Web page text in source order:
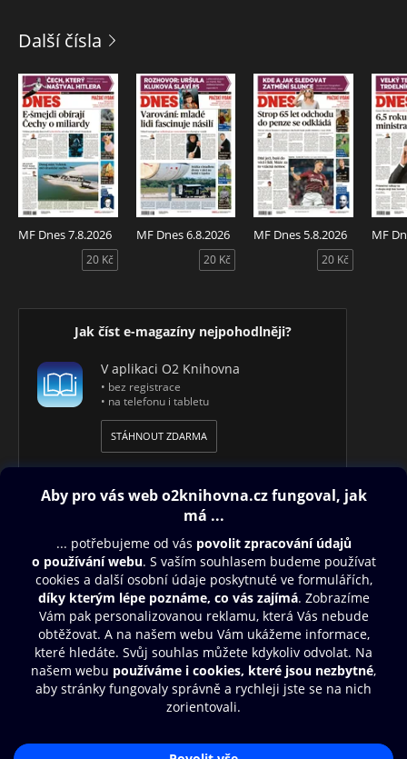
Další čísla
MF Dnes 7.8.2026
20 Kč
MF Dnes 6.8.2026
20 Kč
MF Dnes 5.8.2026
20 Kč
MF
Jak číst e-magazíny nejpohodlněji?
V aplikaci O2 Knihovna
• bez registrace
• na telefonu i tabletu
STÁHNOUT ZDARMA
Obsah ke stažení
Moje O2 Knihovna
Další zábava
© O2 Czech Republic a.s.